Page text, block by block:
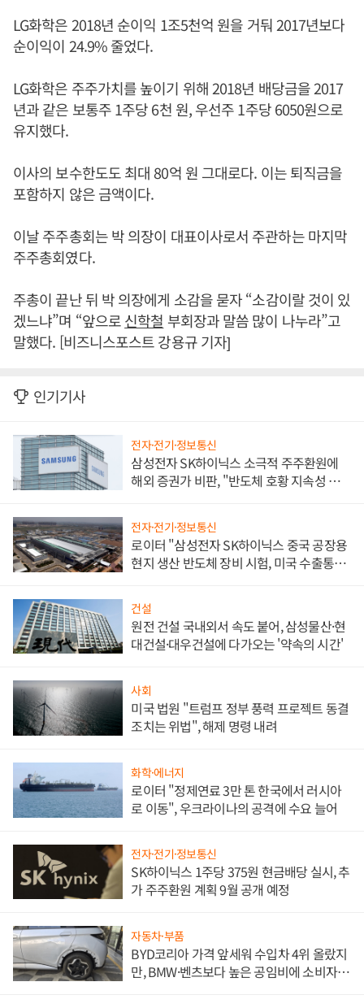
LG화학은 2018년 순이익 1조5천억 원을 거둬 2017년보다
순이익이 24.9% 줄었다.
LG화학은 주주가치를 높이기 위해 2018년 배당금을 2017
년과 같은 보통주 1주당 6천 원, 우선주 1주당 6050원으로
유지했다.
이사의 보수한도도 최대 80억 원 그대로다. 이는 퇴직금을
포함하지 않은 금액이다.
이날 주주총회는 박 의장이 대표이사로서 주관하는 마지막
주주총회였다.
주총이 끝난 뒤 박 의장에게 소감을 묻자 “소감이랄 것이 있
겠느냐”며 “앞으로신학철 부회장과 말씀 많이 나누라”고
말했다. [비즈니스포스트 강용규 기자]
인기기사
전자·전기·정보통신
삼성전자 SK하이닉스 소극적 주주환원에
해외 증권가 비판, "반도체 호황 지속성 의
전자·전기·정보통신
로이터 "삼성전자 SK하이닉스 중국 공장용
현지 생산 반도체 장비 시험, 미국 수출통제
건설
원전 건설 국내외서 속도 붙어, 삼성물산·현
대건설·대우건설에 다가오는 '약속의 시간'
사회
미국 법원 "트럼프 정부 풍력 프로젝트 동결
조치는 위법", 해제 명령 내려
화학·에너지
로이터 "정제연료 3만 톤 한국에서 러시아
로 이동", 우크라이나의 공격에 수요 늘어
전자·전기·정보통신
SK하이닉스 1주당 375원 현금배당 실시, 추
가 주주환원 계획 9월 공개 예정
자동차·부품
BYD코리아 가격 앞세워 수입차 4위 올랐지
만, BMW·벤츠보다 높은 공임비에 소비자